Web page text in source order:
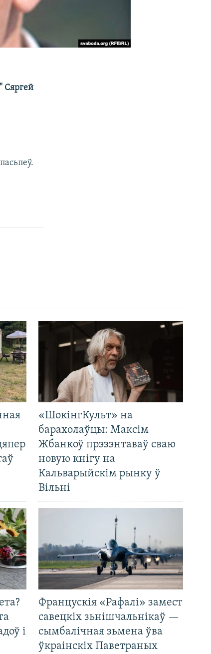
Сяргей
«ШокінгКульт» на
барахолаўцы: Максім
Жбанкоў прэзэнтаваў сваю
новую кнігу на
Кальварыйскім рынку ў
Вільні
і
Францускія «Рафалі» замест
савецкіх зьнішчальнікаў —
сымбалічная зьмена ўва
ўкраінскіх Паветраных